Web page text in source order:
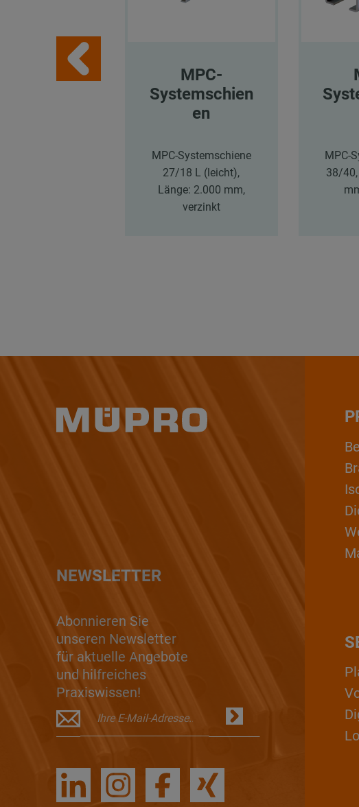
MPC-
Systemschien
en
MPC-Systemschiene
27/18 L (leicht),
Länge: 2.000 mm,
verzinkt
MPC-
38/
NEWSLETTER
Abonnieren Sie
unseren Newsletter
für aktuelle Angebote
und hilfreiches
Praxiswissen!